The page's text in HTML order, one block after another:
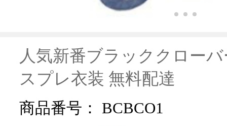
人気新番ブラッククロー
スプレ衣装 無料配達
商品番号： BCBCO1